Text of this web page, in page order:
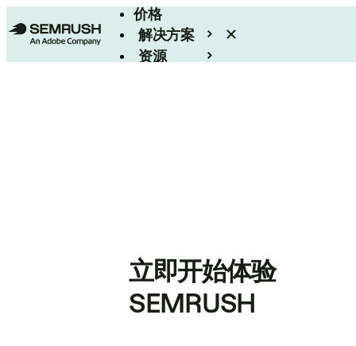
价格
解决方案
资源
立即开始体验
SEMRUSH